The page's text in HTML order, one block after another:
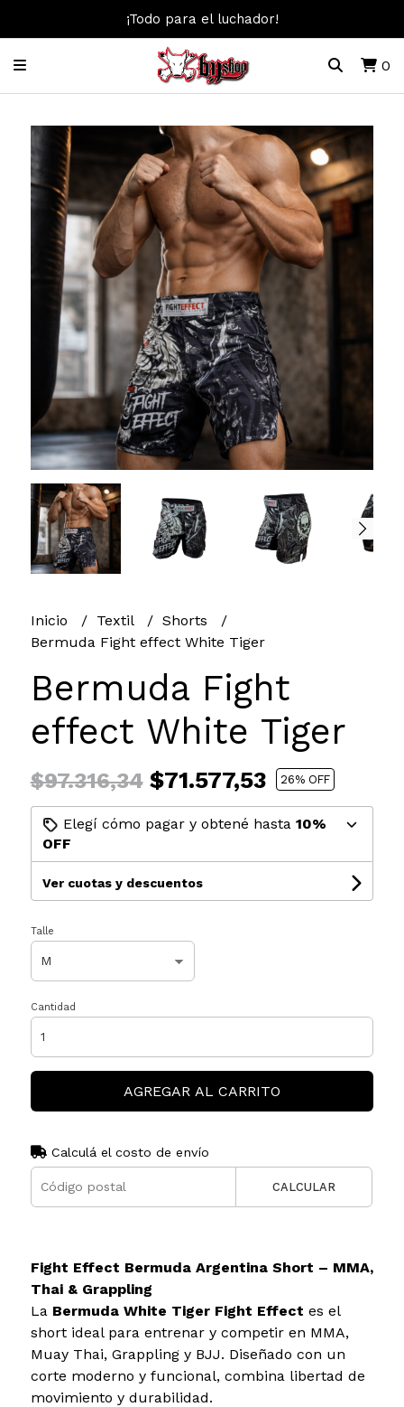
¡Todo para el luchador!
0
Inicio Textil
Shorts
Bermuda Fight effect White Tiger
Bermuda Fight
effect White Tiger
$97.316,34$71.577,53 26% OFF
Elegí cómo pagar y obtené hasta 10%
OFF
Ver cuotas y descuentos
Talle
Cantidad
AGREGAR AL CARRITO
Calculá el costo de envío
CALCULAR
Fight Effect Bermuda Argentina Short – MMA,
Thai & Grappling
La Bermuda White Tiger Fight Effect es el
short ideal para entrenar y competir en MMA,
Muay Thai, Grappling y BJJ. Diseñado con un
corte moderno y funcional, combina libertad de
movimiento y durabilidad.